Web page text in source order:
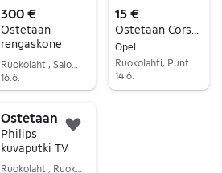
300 €
Ostetaan
rengaskone
16.6.
15 €
Opel
Ruokolahti, Puntala, Etelä-Karjala
14.6.
Siirry ilmoitukseen
Ostetaan
Philips
kuvaputki TV